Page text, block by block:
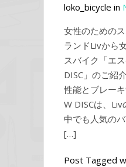
loko_bicycle in
女性のための
ランドLivから
スバイク「エ
DISC」のご紹
性能とブレー
W DISCは、
中でも人気の
[…]
Post Tagged